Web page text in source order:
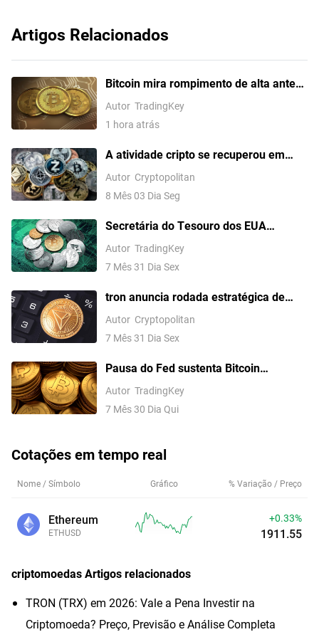
Artigos Relacionados
Bitcoin mira rompimento de alta antes
do Payroll de julho dos EUA?
Autor TradingKey
1 hora atrás
A atividade cripto se recuperou em
julho, mas a nova liquidez ainda é
limitada
Autor Cryptopolitan
8 Mês 03 Dia Seg
Secretária do Tesouro dos EUA
pressiona Senado a votar Clarity Act
enquanto Bitcoin avança novamente
Autor TradingKey
7 Mês 31 Dia Sex
tron anuncia rodada estratégica de
investimento de US$ 6,5 milhões para
expandir a monetização de dados de
Autor Cryptopolitan
7 Mês 31 Dia Sex
Pausa do Fed sustenta Bitcoin
enquanto turbulência por colapso de
exchange de criptomoedas arrisca
queda do BTC para $58.000
Autor TradingKey
7 Mês 30 Dia Qui
Cotações em tempo real
Nome / Símbolo Gráfico % Variação / Preço
Ethereum
ETHUSD
+0.33%
1911.54
criptomoedasArtigos relacionados
TRON (TRX) em 2026: Vale a Pena Investir na
Criptomoeda? Preço, Previsão e Análise Completa